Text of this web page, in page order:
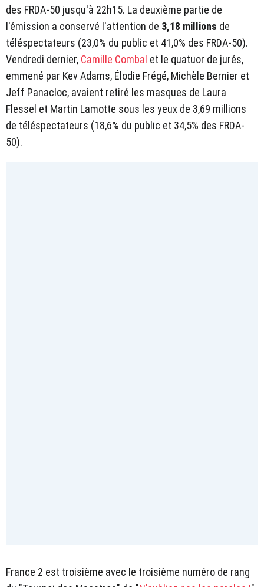
des FRDA-50 jusqu'à 22h15. La deuxième partie de
l'émission a conservé l'attention de 3,18 millions de
téléspectateurs (23,0% du public et 41,0% des FRDA-50).
Vendredi dernier, Camille Combal et le quatuor de jurés,
emmené par Kev Adams, Élodie Frégé, Michèle Bernier et
Jeff Panacloc, avaient retiré les masques de Laura
Flessel et Martin Lamotte sous les yeux de 3,69 millions
de téléspectateurs (18,6% du public et 34,5% des FRDA-
50).
France 2 est troisième avec le troisième numéro de rang